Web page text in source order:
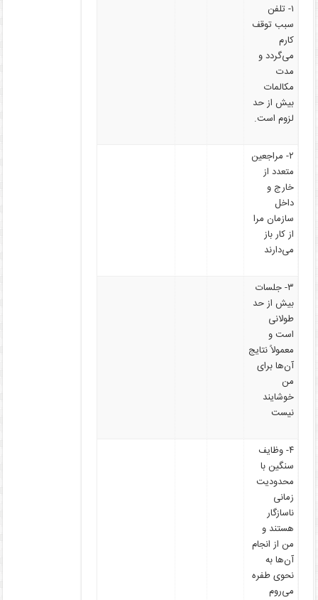
۱- تلفن
سبب توقف
کارم
می‌گردد و
مدت
مکالمات
بیش از حد
لزوم است.
۲- مراجعین
متعدد از
خارج و
داخل
سازمان مرا
از کار باز
می‌دارند
۳- جلسات
بیش از حد
طولانی
است و
معمولاً نتایج
آن‌ها برای
من
خوشایند
نیست
۴- وظایف
سنگین با
محدودیت
زمانی
ناسازگار
هستند و
من از انجام
آن‌ها به
نحوی طفره
می‌روم